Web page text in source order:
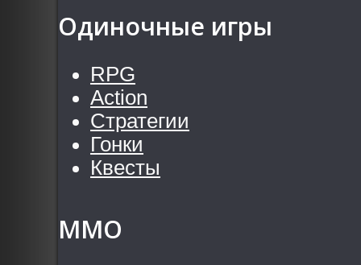
Одиночные игры
RPG
Action
Стратегии
Гонки
Квесты
MMO